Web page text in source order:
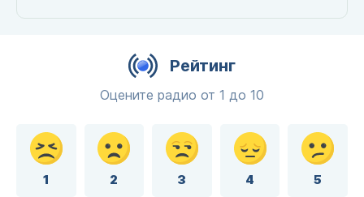
Рейтинг
Оцените радио от 1 до 10
1 2 3 4 5